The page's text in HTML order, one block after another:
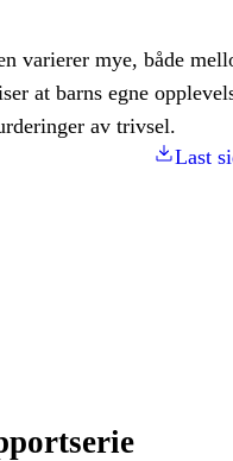
varierer mye, både
at barns egne
av trivsel.
Last